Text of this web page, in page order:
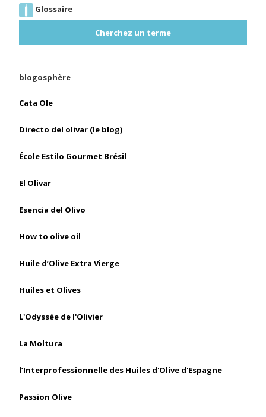
Glossaire
Cherchez un terme
blogosphère
Cata Ole
Directo del olivar (le blog)
École Estilo Gourmet Brésil
El Olivar
Esencia del Olivo
How to olive oil
Huile d’Olive Extra Vierge
Huiles et Olives
L'Odyssée de l'Olivier
La Moltura
l’Interprofessionnelle des Huiles d'Olive d'Espagne
Passion Olive